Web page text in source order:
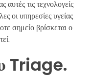
αυτές τις τεχνολογείς
οι υπηρεσίες υγείας
σημείο βρίσκεται ο
Triage.